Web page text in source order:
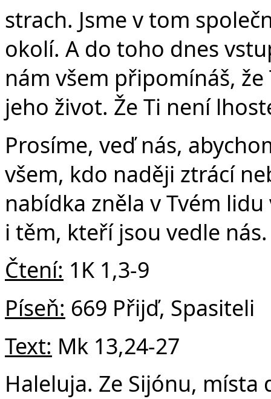
strach. Jsme v tom
okolí. A do toho dnes
nám všem připomínáš,
jeho život. Že Ti není
Prosíme, veď nás,
všem, kdo naději ztrácí
nabídka zněla v Tvém
i těm, kteří jsou vedle
Čtení: 1K 1,3-9
Píseň: 669 Přijď, Spasiteli
Text: Mk 13,24-27
Haleluja. Ze Sijónu, místa